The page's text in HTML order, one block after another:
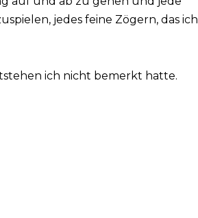
jedes feine Zögern, das ich
ich nicht bemerkt hatte.